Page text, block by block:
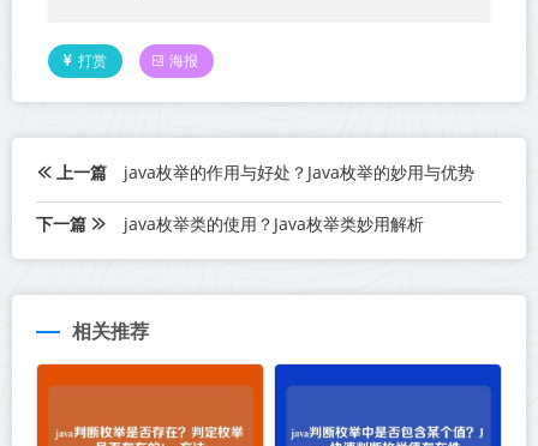
打赏 海报
上一篇 java枚举的作用与好处？Java枚举的妙用与优势
下一篇 java枚举类的使用？Java枚举类妙用解析
相关推荐